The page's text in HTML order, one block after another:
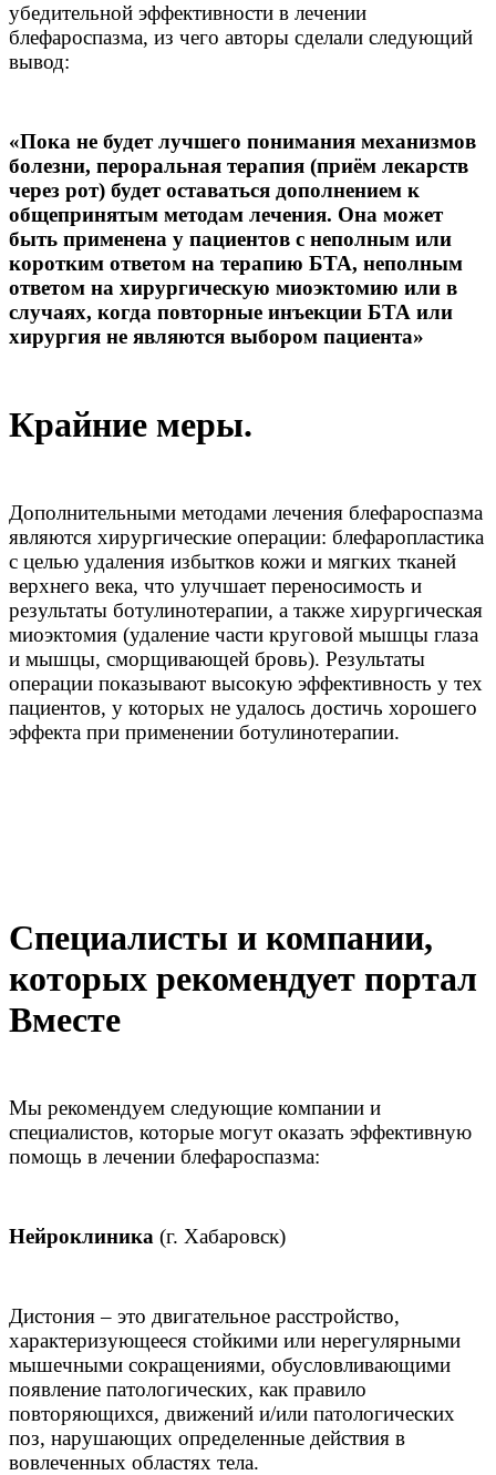
убедительной эффективности в лечении
блефароспазма, из чего авторы сделали следующий
вывод:
«Пока не будет лучшего понимания механизмов
болезни, пероральная терапия (приём лекарств
через рот) будет оставаться дополнением к
общепринятым методам лечения. Она может
быть применена у пациентов с неполным или
коротким ответом на терапию БТА, неполным
ответом на хирургическую миоэктомию или в
случаях, когда повторные инъекции БТА или
хирургия не являются выбором пациента»
Крайние меры.
Дополнительными методами лечения блефароспазма
являются хирургические операции: блефаропластика
с целью удаления избытков кожи и мягких тканей
верхнего века, что улучшает переносимость и
результаты ботулинотерапии, а также хирургическая
миоэктомия (удаление части круговой мышцы глаза
и мышцы, сморщивающей бровь). Результаты
операции показывают высокую эффективность у тех
пациентов, у которых не удалось достичь хорошего
эффекта при применении ботулинотерапии.
Специалисты и компании,
которых рекомендует портал
Вместе
Мы рекомендуем следующие компании и
специалистов, которые могут оказать эффективную
помощь в лечении блефароспазма:
Нейроклиника (г. Хабаровск)
Дистония – это двигательное расстройство,
характеризующееся стойкими или нерегулярными
мышечными сокращениями, обусловливающими
появление патологических, как правило
повторяющихся, движений и/или патологических
поз, нарушающих определенные действия в
вовлеченных областях тела.